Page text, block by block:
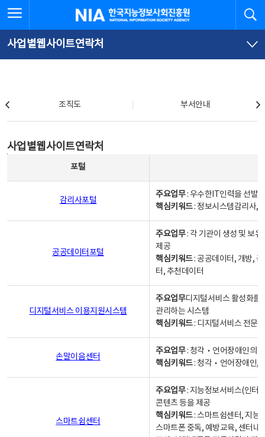
문
로
가
체
뉴
바
가
한국지능정보사회진흥원
사업별웹사이트연락처
조직도 부서안내
사업별웹사이트연락처
포털
감리사포털
주요업무: 우수한IT인력을 선발
핵심키워드: 정보시스템감리사,
공공데이터포털
주요업무: 각 기관이 생성 및 보
제공
핵심키워드: 공공데이터, 개방,
터, 추천데이터
디지털서비스 이용지원시스템
주요업무디지털서비스 활성화를
관리하는 시스템
핵심키워드: 디지털서비스 전문
손말이음센터
주요업무: 청각‧언어장애인의
핵심키워드: 청각‧언어장애인,
스마트쉼센터
주요업무: 지능정보서비스(인터
콘텐츠 등을 제공
핵심키워드: 스마트쉼센터, 지능
스마트폰 중독, 예방교육, 센터내